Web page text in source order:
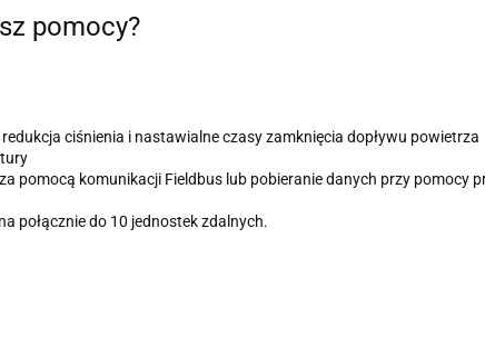
pomocy?
ciśnienia i nastawialne czasy zamknięcia dopływu powietrza
pomocą komunikacji Fieldbus lub pobieranie danych przy pomocy
połącznie do 10 jednostek zdalnych.